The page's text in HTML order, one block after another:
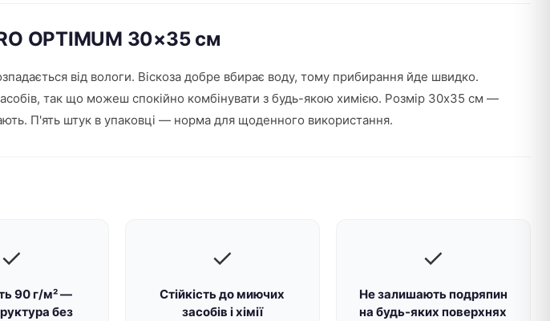
OPTIMUM 30×35 см
від вологи. Віскоза добре вбирає воду, тому прибирання йде швидко.
так що можеш спокійно комбінувати з будь-якою химією. Розмір 30х35 см —
П'ять штук в упаковці — норма для щоденного використання.
✓
90 г/м² —
без
✓
Стійкість до миючих
засобів і хімії
✓
Не залишають подряпин
на будь-яких поверхнях